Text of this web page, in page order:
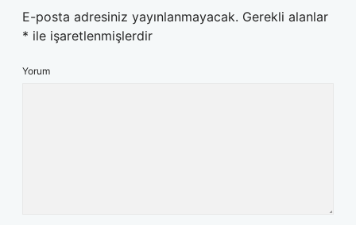
E-posta adresiniz yayınlanmayacak. Gerekli alanlar
* ile işaretlenmişlerdir
Yorum